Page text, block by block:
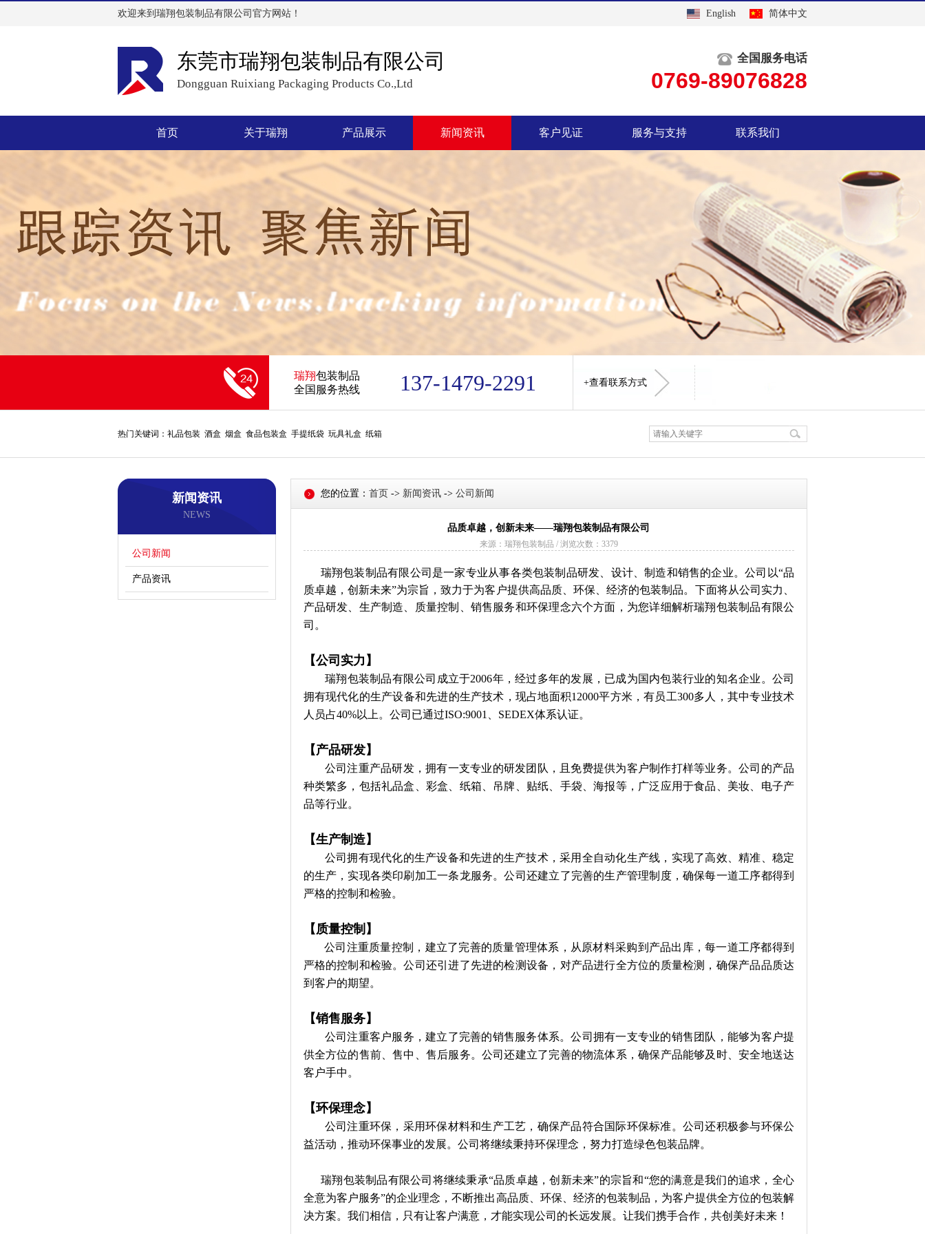
欢迎来到瑞翔包装制品有限公司官方网站！ English 简体中文
东莞市瑞翔包装制品有限公司
Dongguan Ruixiang Packaging Products Co.,Ltd
全国服务电话
0769-89076828
首页 关于瑞翔 产品展示 新闻资讯 客户见证 服务与支持 联系我们
瑞翔包装制品
全国服务热线
137-1479-2291 +查看联系方式
热门关键词：礼品包装 酒盒 烟盒 食品包装盒 手提纸袋 玩具礼盒 纸箱
新闻资讯
NEWS
公司新闻
产品资讯
您的位置： 首页 -> 新闻资讯-> 公司新闻
品质卓越，创新未来——瑞翔包装制品有限公司
来源：瑞翔包装制品 / 浏览次数：3379
瑞翔包装制品有限公司是一家专业从事各类包装制品研发、设计、制造和销售的企业。公司以“品
质卓越，创新未来”为宗旨，致力于为客户提供高品质、环保、经济的包装制品。下面将从公司实力、
产品研发、生产制造、质量控制、销售服务和环保理念六个方面，为您详细解析瑞翔包装制品有限公
司。
【公司实力】
瑞翔包装制品有限公司成立于2006年，经过多年的发展，已成为国内包装行业的知名企业。公司
拥有现代化的生产设备和先进的生产技术，现占地面积12000平方米，有员工300多人，其中专业技术
人员占40%以上。公司已通过ISO:9001、SEDEX体系认证。
【产品研发】
公司注重产品研发，拥有一支专业的研发团队，且免费提供为客户制作打样等业务。公司的产品
种类繁多，包括礼品盒、彩盒、纸箱、吊牌、贴纸、手袋、海报等，广泛应用于食品、美妆、电子产
品等行业。
【生产制造】
公司拥有现代化的生产设备和先进的生产技术，采用全自动化生产线，实现了高效、精准、稳定
的生产，实现各类印刷加工一条龙服务。公司还建立了完善的生产管理制度，确保每一道工序都得到
严格的控制和检验。
【质量控制】
公司注重质量控制，建立了完善的质量管理体系，从原材料采购到产品出库，每一道工序都得到
严格的控制和检验。公司还引进了先进的检测设备，对产品进行全方位的质量检测，确保产品品质达
到客户的期望。
【销售服务】
公司注重客户服务，建立了完善的销售服务体系。公司拥有一支专业的销售团队，能够为客户提
供全方位的售前、售中、售后服务。公司还建立了完善的物流体系，确保产品能够及时、安全地送达
客户手中。
【环保理念】
公司注重环保，采用环保材料和生产工艺，确保产品符合国际环保标准。公司还积极参与环保公
益活动，推动环保事业的发展。公司将继续秉持环保理念，努力打造绿色包装品牌。
瑞翔包装制品有限公司将继续秉承“品质卓越，创新未来”的宗旨和“您的满意是我们的追求，全心
全意为客户服务”的企业理念，不断推出高品质、环保、经济的包装制品，为客户提供全方位的包装解
决方案。我们相信，只有让客户满意，才能实现公司的长远发展。让我们携手合作，共创美好未来！